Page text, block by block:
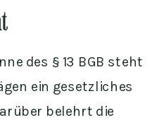
des § 13 BGB steht
ein gesetzliches
belehrt die